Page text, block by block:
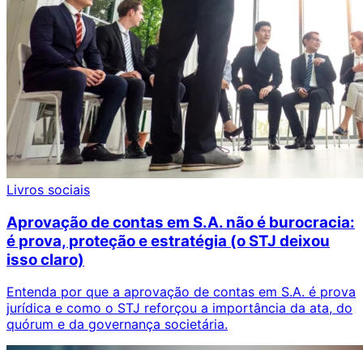
Livros sociais
Aprovação de contas em S.A. não é burocracia:
é prova, proteção e estratégia (o STJ deixou
isso claro)
Entenda por que a aprovação de contas em S.A. é prova
jurídica e como o STJ reforçou a importância da ata, do
quórum e da governança societária.